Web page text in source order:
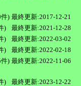
) 最終更新:2017-12-21
)
最終更新:2021-12-28
)
最終更新:2022-03-02
)
最終更新:2022-02-18
) 最終更新:2022-11-06
)
最終更新:2023-12-22